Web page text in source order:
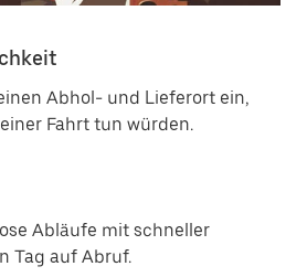
Abhol- und Lieferort ein,
Fahrt tun würden.
Abläufe mit schneller
Tag auf Abruf.